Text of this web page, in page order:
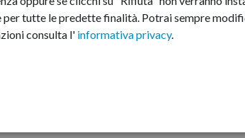
per tutte le predette finalità. Potrai sempre
consulta l' informativa privacy.